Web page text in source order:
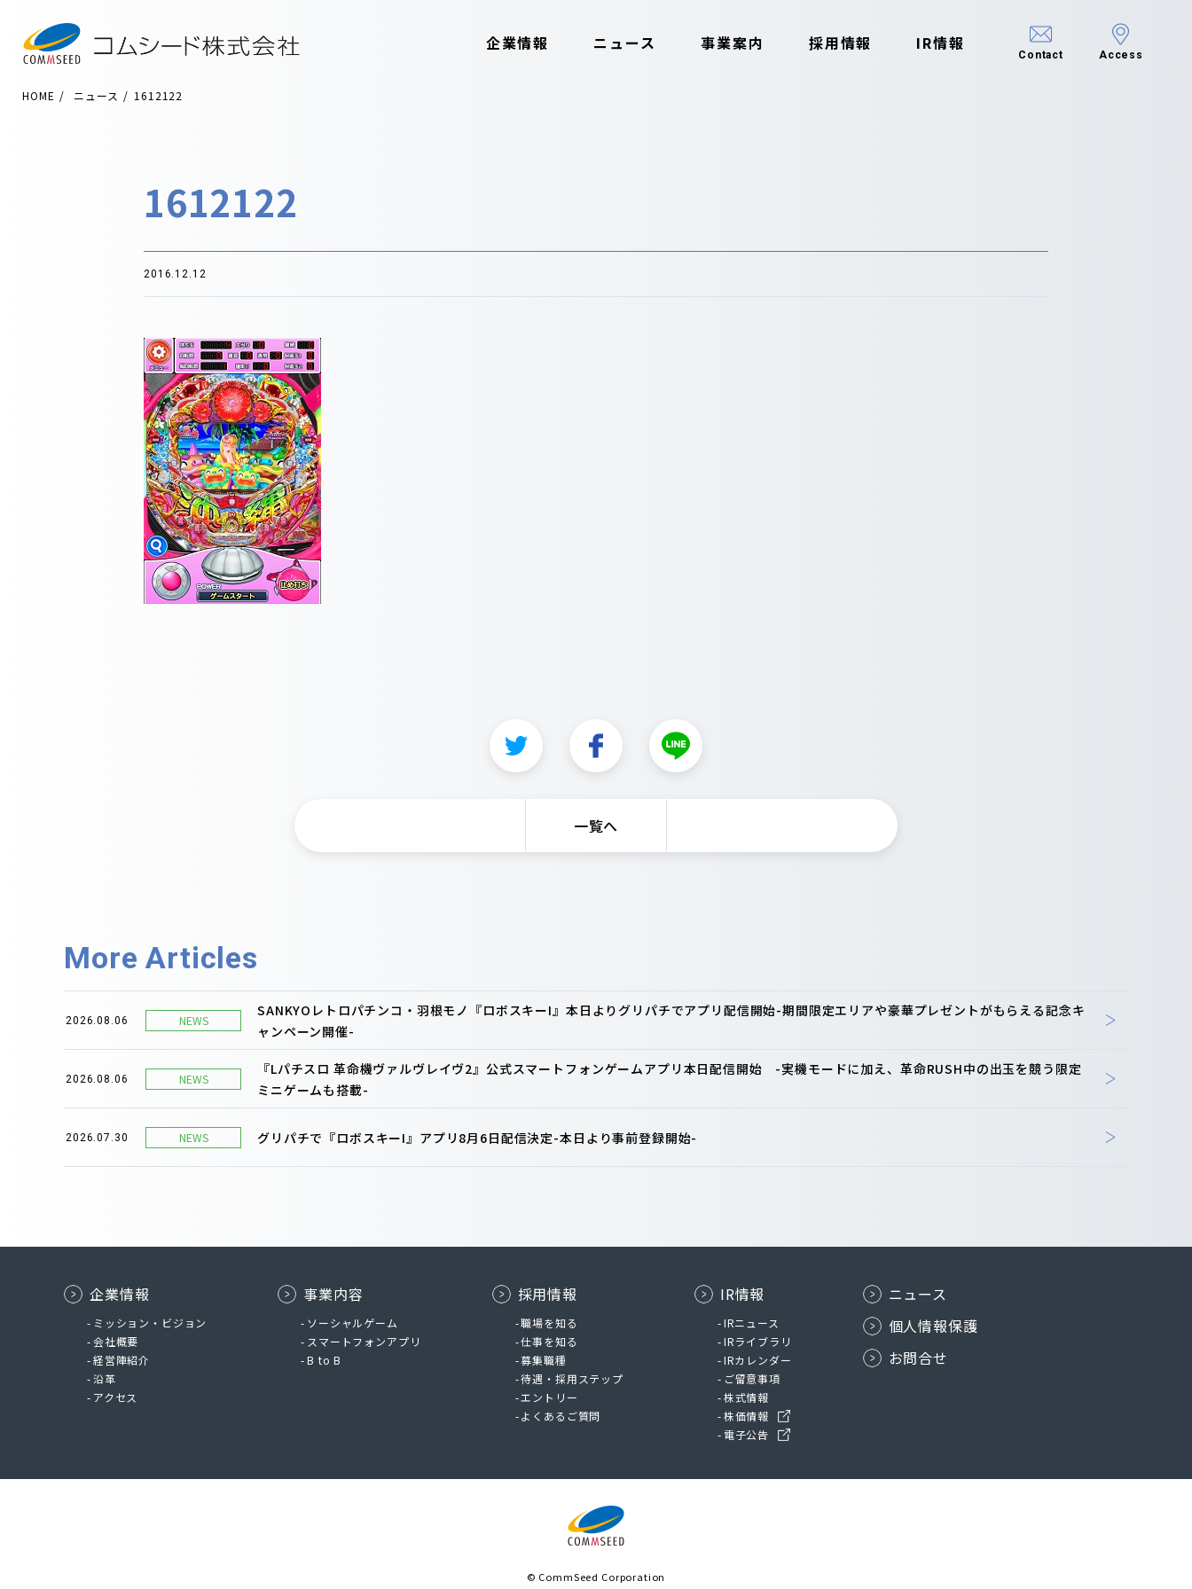
企業情報 ニュース 事業案内 採用情報 IR情報
Contact Access
HOME ニュース 1612122
1612122
2016.12.12
一覧へ
More Articles
2026.08.06 NEWS
SANKYOレトロパチンコ・羽根モノ『ロボスキーI』本日よりグリパチでアプリ配信開始-期間限定エリアや豪華プレゼントがもらえる記念キ
ャンペーン開催-
2026.08.06 NEWS
『Lパチスロ 革命機ヴァルヴレイヴ2』公式スマートフォンゲームアプリ本日配信開始 -実機モードに加え、革命RUSH中の出玉を競う限定
ミニゲームも搭載-
2026.07.30 NEWS グリパチで『ロボスキーI』アプリ8月6日配信決定-本日より事前登録開始-
企業情報
ミッション・ビジョン
会社概要
経営陣紹介
沿革
アクセス
事業内容
ソーシャルゲーム
スマートフォンアプリ
B to B
採用情報
職場を知る
仕事を知る
募集職種
待遇・採用ステップ
エントリー
よくあるご質問
IR情報
IRニュース
IRライブラリ
IRカレンダー
ご留意事項
株式情報
株価情報
電子公告
ニュース
個人情報保護
お問合せ
© CommSeed Corporation